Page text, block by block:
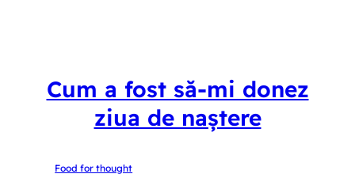
Cum a fost să-mi donez
ziua de naștere
Food for thought